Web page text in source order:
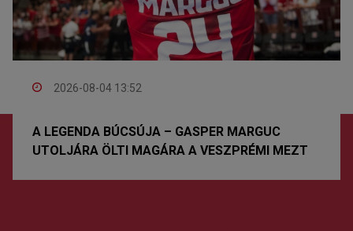
2026-08-04 13:52
A LEGENDA BÚCSÚJA – GASPER MARGUC
UTOLJÁRA ÖLTI MAGÁRA A VESZPRÉMI MEZT